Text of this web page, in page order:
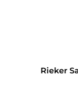
Rieker